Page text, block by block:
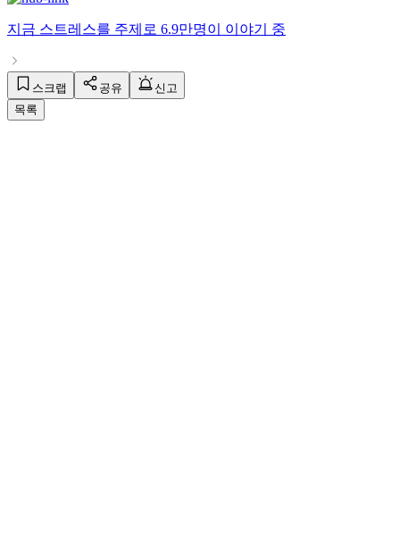
지금 스트레스를 주제로 6.9만명이 이야기 중
스크랩 공유
신고
목록